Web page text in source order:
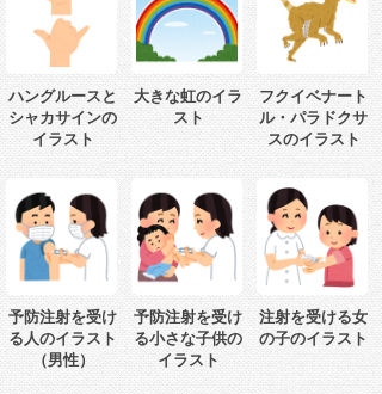
ハングルースと
シャカサインの
イラスト
大きな虹のイラ
スト
フクイベナート
ル・パラドクサ
スのイラスト
予防注射を受け
る人のイラスト
（男性）
予防注射を受け
る小さな子供の
イラスト
注射を受ける女
の子のイラスト